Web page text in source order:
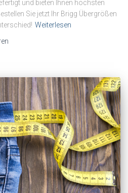
und bieten Ihnen höchsten
Sie jetzt Ihr Brigg Übergrößen
Weiterlesen